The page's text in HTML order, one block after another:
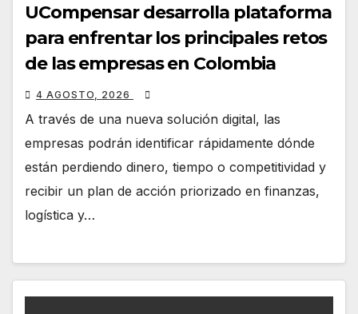
UCompensar desarrolla plataforma
para enfrentar los principales retos
de las empresas en Colombia
4 AGOSTO, 2026
A través de una nueva solución digital, las
empresas podrán identificar rápidamente dónde
están perdiendo dinero, tiempo o competitividad y
recibir un plan de acción priorizado en finanzas,
logística y…